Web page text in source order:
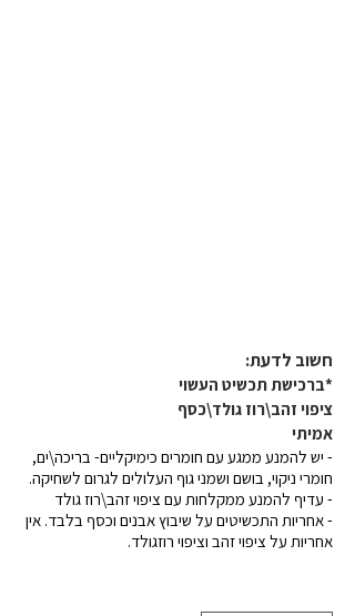
חשוב לדעת:​
*ברכישת תכשיט העשוי
ציפוי זהב\רוז גולד\כסף
אמיתי
- יש להמנע ממגע עם חומרים כימיקליים- בריכה\ים,
חומרי ניקוי, בושם ושמני גוף העלולים לגרום לשחיקה.
- עדיף להמנע ממקלחות עם ציפוי זהב\רוז גולד
- אחריות התכשיטים על שיבוץ אבנים וכסף בלבד. אין
אחריות על ציפוי זהב וציפוי רוזגולד.